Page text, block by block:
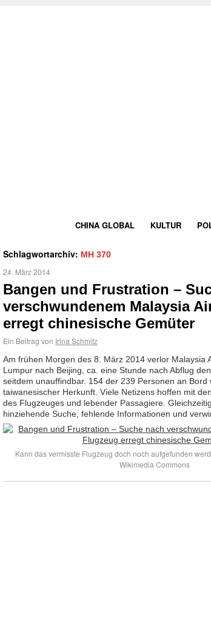
CHINA GLOBAL KULTUR
Schlagwortarchiv: MH 370
24. März 2014
Bangen und Frustration –
verschwundenem Malaysia
erregt chinesische Gemüter
Ein Beitrag von Irina Schmitz
Am frühen Morgen des 8. März 2014 verlor Malaysia
Lumpur nach Beijing, ca. eine Stunde nach Abflug
seitdem unauffindbar. 154 der 239 Personen an Bord
taiwanesischer Herkunft. Viele Netizens hoffen mit
des Flugzeuges und lebender Passagiere.
hinziehende Suche, fehlende Informationen und
Kann das vermisste Flugzeug doch noch aufgefunden
Wikimedia Commons